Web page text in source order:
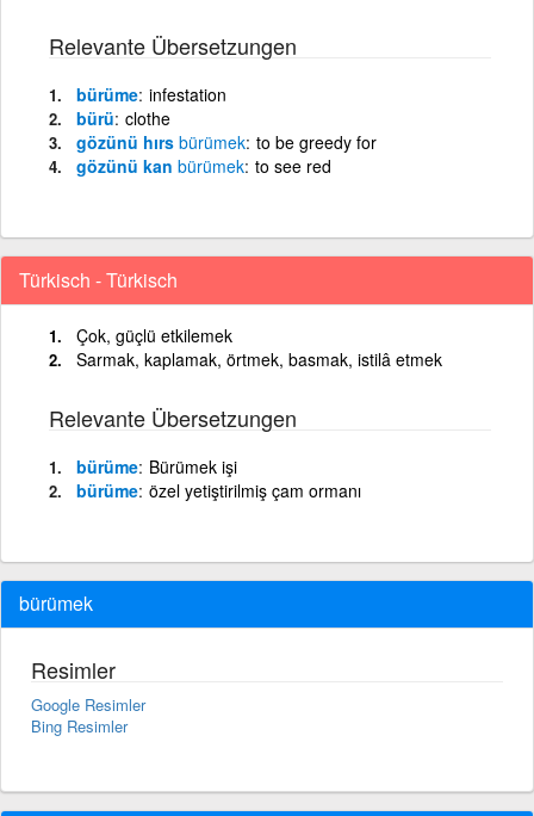
Relevante Übersetzungen
bürüme infestation
bürü clothe
gözünü hırs bürümek to be greedy for
gözünü kan bürümek to see red
Türkisch - Türkisch
Çok, güçlü etkilemek
Sarmak, kaplamak, örtmek, basmak, istilâ etmek
Relevante Übersetzungen
bürüme Bürümek işi
bürüme özel yetiştirilmiş çam ormanı
bürümek
Resimler
Google Resimler
Bing Resimler